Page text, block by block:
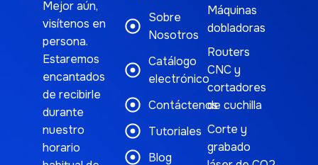
Mejor aún,
visítenos en
persona.
Estaremos
encantados
de recibirle
durante
nuestro
horario
Sobre
Nosotros
Catálogo
electrónico
Contáctenos
Tutoriales
Blog
Máquinas
dobladoras
Routers
CNC y
cortadores
de cuchilla
Corte y
grabado